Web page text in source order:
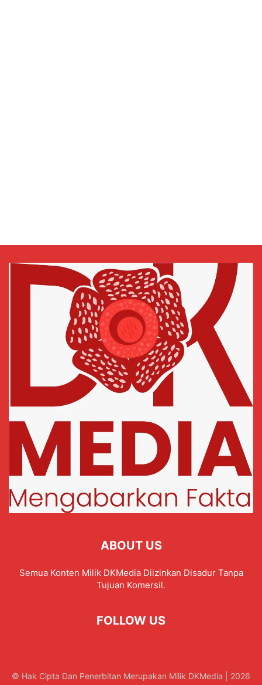
ABOUT US
Semua Konten Milik DKMedia Diizinkan Disadur Tanpa
Tujuan Komersil.
FOLLOW US
© Hak Cipta Dan Penerbitan Merupakan Milik DKMedia | 2026